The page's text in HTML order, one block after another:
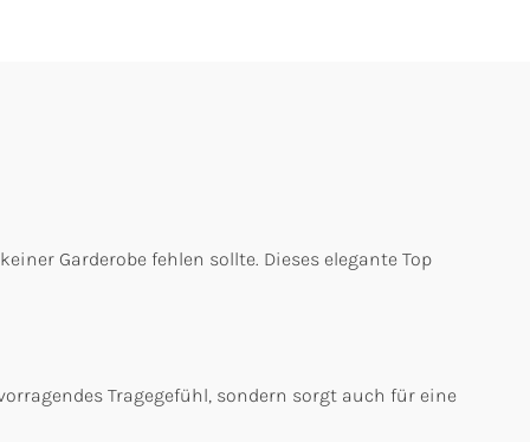
Garderobe fehlen sollte. Dieses elegante Top
Tragegefühl, sondern sorgt auch für eine